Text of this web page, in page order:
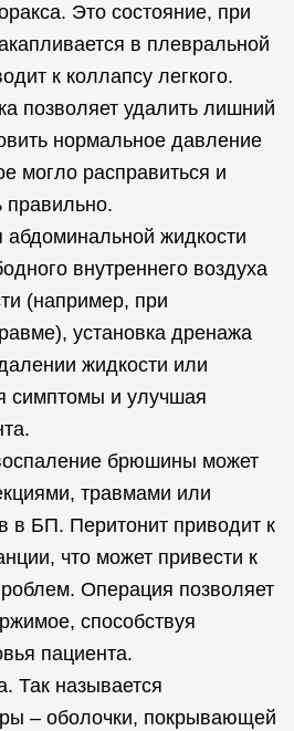
Это состояние, при
в плевральной
к коллапсу легкого.
позволяет удалить лишний
нормальное давление
могло расправиться и
правильно.
абдоминальной жидкости
внутреннего воздуха
(например, при
установка дренажа
жидкости или
симптомы и улучшая
брюшины может
травмами или
в БП. Перитонит приводит к
что может привести к
Операция позволяет
способствуя
пациента.
Так называется
– оболочки, покрывающей